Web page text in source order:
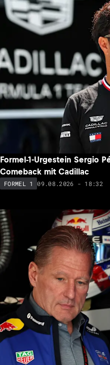
Formel-1-Urgestein Sergio
Comeback mit Cadillac
FORMEL 1 09.08.2026 - 18:32